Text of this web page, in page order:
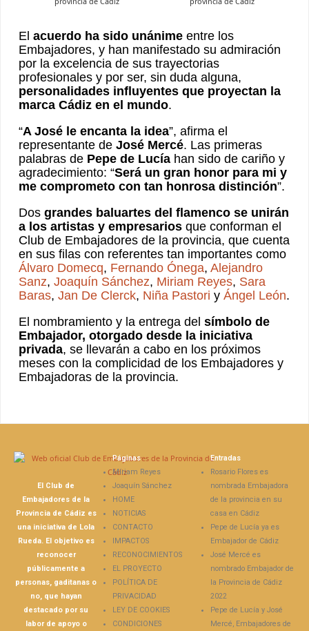
Elacuerdo ha sido unánime entre los
Embajadores, y han manifestado su admiración
por la excelencia de sus trayectorias
profesionales y por ser, sin duda alguna,
personalidades influyentes que proyectan la
marca Cádiz en el mundo.
“A José le encanta la idea”, afirma el
representante de José Mercé. Las primeras
palabras de Pepe de Lucía han sido de cariño y
agradecimiento: “Será un gran honor para mi y
me comprometo con tan honrosa distinción”.
Dosgrandes baluartes del flamenco se unirán
a los artistas y empresarios que conforman el
Club de Embajadores de la provincia, que cuenta
en sus filas con referentes tan importantes como
Álvaro Domecq, Fernando Ónega,Alejandro
Sanz,Joaquín Sánchez, Miriam Reyes, Sara
Baras,Jan De Clerck, Niña Pastori yÁngel León.
El nombramiento y la entrega delsímbolo de
Embajador, otorgado desde la iniciativa
privada, se llevarán a cabo en los próximos
meses con la complicidad de los Embajadores y
Embajadoras de la provincia.
El Club de
Embajadores de la
Provincia de Cádiz es
una iniciativa de Lola
Rueda. El objetivo es
reconocer
públicamente a
personas, gaditanas o
no, que hayan
destacado por su
labor de apoyo o
Páginas
Míriam Reyes
Joaquín Sánchez
HOME
NOTICIAS
CONTACTO
IMPACTOS
RECONOCIMIENTOS
EL PROYECTO
POLÍTICA DE
PRIVACIDAD
LEY DE COOKIES
CONDICIONES
Entradas
Rosario Flores es
nombrada Embajadora
de la provincia en su
casa en Cádiz
Pepe de Lucía ya es
Embajador de Cádiz
José Mercé es
nombrado Embajador de
la Provincia de Cádiz
2022
Pepe de Lucía y José
Mercé, Embajadores de